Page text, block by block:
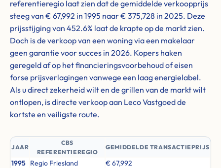
referentieregio laat zien dat de gemiddelde verkoopprijs
steeg van € 67,992 in 1995 naar € 375,728 in 2025. Deze
prijsstijging van 452.6% laat de krapte op de markt zien.
Doch is de verkoop van een woning via een makelaar
geen garantie voor succes in 2026. Kopers haken
geregeld af op het financieringsvoorbehoud of eisen
forse prijsverlagingen vanwege een laag energielabel.
Als u direct zekerheid wilt en de grillen van de markt wilt
ontlopen, is directe verkoop aan Leco Vastgoed de
kortste en veiligste route.
JAAR
CBS
REFERENTIEREGIO
GEMIDDELDE TRANSACTIEPRIJS
1995 Regio Friesland
€ 67,992